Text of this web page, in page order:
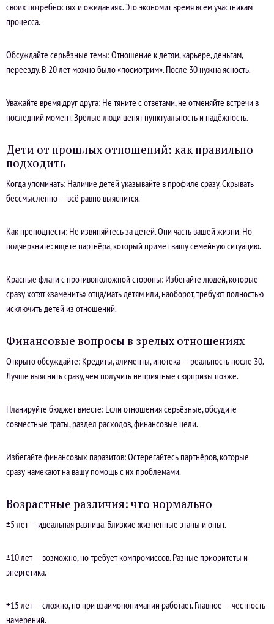
своих потребностях и ожиданиях. Это экономит время всем участникам
процесса.
Обсуждайте серьёзные темы: Отношение к детям, карьере, деньгам,
переезду. В 20 лет можно было «посмотрим». После 30 нужна ясность.
Уважайте время друг друга: Не тяните с ответами, не отменяйте встречи в
последний момент. Зрелые люди ценят пунктуальность и надёжность.
Дети от прошлых отношений: как правильно
подходить
Когда упоминать: Наличие детей указывайте в профиле сразу. Скрывать
бессмысленно — всё равно выяснится.
Как преподнести: Не извиняйтесь за детей. Они часть вашей жизни. Но
подчеркните: ищете партнёра, который примет вашу семейную ситуацию.
Красные флаги с противоположной стороны: Избегайте людей, которые
сразу хотят «заменить» отца/мать детям или, наоборот, требуют полностью
исключить детей из отношений.
Финансовые вопросы в зрелых отношениях
Открыто обсуждайте: Кредиты, алименты, ипотека — реальность после 30.
Лучше выяснить сразу, чем получить неприятные сюрпризы позже.
Планируйте бюджет вместе: Если отношения серьёзные, обсудите
совместные траты, раздел расходов, финансовые цели.
Избегайте финансовых паразитов: Остерегайтесь партнёров, которые
сразу намекают на вашу помощь с их проблемами.
Возрастные различия: что нормально
±5 лет — идеальная разница. Близкие жизненные этапы и опыт.
±10 лет — возможно, но требует компромиссов. Разные приоритеты и
энергетика.
±15 лет — сложно, но при взаимопонимании работает. Главное — честность
намерений.